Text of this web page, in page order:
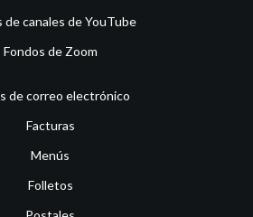
de canales de YouTube
Fondos de Zoom
de correo electrónico
Facturas
Menús
Folletos